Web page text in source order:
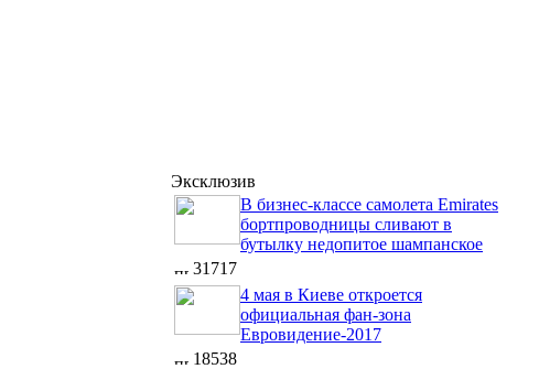
Эксклюзив
В бизнес-классе самолета Emirates
бортпроводницы сливают в
бутылку недопитое шампанское
31717
4 мая в Киеве откроется
официальная фан-зона
Евровидение-2017
18538